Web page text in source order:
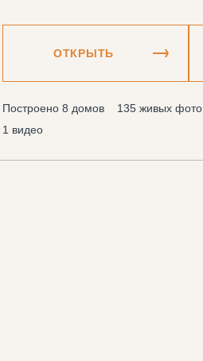
ОТКРЫТЬ
Построено 8 домов
135 живых фото
1 видео